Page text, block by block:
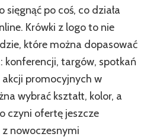
po coś, co działa
Krówki z logo to nie
które można dopasować
konferencji, targów, spotkań
promocyjnych w
wybrać kształt, kolor, a
czyni ofertę jeszcze
z nowoczesnymi